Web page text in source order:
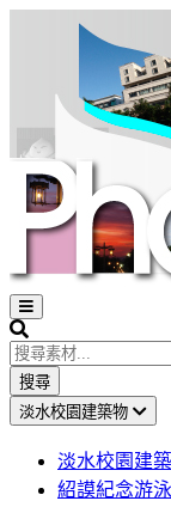
Open
sidebar
Search
搜尋
淡水校園建築物
淡水校園建
紹謨紀念游